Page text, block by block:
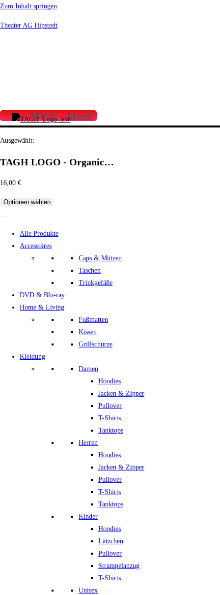
Zum Inhalt springen
Theater AG Hipstedt
Menü Menü
Ausgewählt:
TAGH LOGO - Organic…
16,00 €
Optionen wählen
Alle Produkte
Accessoires
Caps & Mützen
Taschen
Trinkgefäße
DVD & Blu-ray
Home & Living
Fußmatten
Kissen
Grillschürze
Kleidung
Damen
Hoodies
Jacken & Zipper
Pullover
T-Shirts
Tanktops
Herren
Hoodies
Jacken & Zipper
Pullover
T-Shirts
Tanktops
Kinder
Hoodies
Lätzchen
Pullover
Strampelanzug
T-Shirts
Unisex